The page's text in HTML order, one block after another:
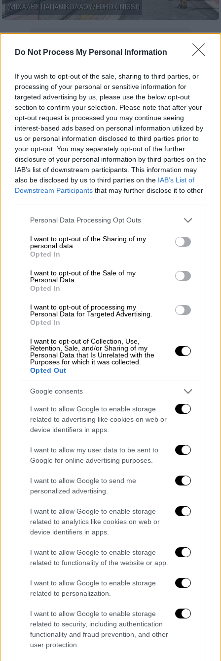
Do Not Process My Personal Information
If you wish to opt-out of the sale, sharing to third parties, or
processing of your personal or sensitive information for
targeted advertising by us, please use the below opt-out
section to confirm your selection. Please note that after your
opt-out request is processed you may continue seeing
interest-based ads based on personal information utilized by
us or personal information disclosed to third parties prior to
your opt-out. You may separately opt-out of the further
disclosure of your personal information by third parties on the
IAB’s list of downstream participants. This information may
also be disclosed by us to third parties on the IAB’s List of
Downstream Participants that may further disclose it to other
Please note that this website/app uses one or more Google
not limited to your visit or usage behaviour. You may click to
grant or deny consent to Google and its third-party tags to
use your data for below specified purposes in below Google
consent section.
Personal Data Processing Opt Outs
I want to opt-out of the Sharing of my
personal data.
Opted In
I want to opt-out of the Sale of my
Personal Data.
Opted In
I want to opt-out of processing my
Personal Data for Targeted Advertising.
Opted In
I want to opt-out of Collection, Use,
Retention, Sale, and/or Sharing of my
Personal Data that Is Unrelated with the
Purposes for which it was collected.
Opted Out
Google consents
I want to allow Google to enable storage
related to advertising like cookies on web or
device identifiers in apps.
I want to allow my user data to be sent to
Google for online advertising purposes.
I want to allow Google to send me
personalized advertising.
I want to allow Google to enable storage
related to analytics like cookies on web or
device identifiers in apps.
I want to allow Google to enable storage
related to functionality of the website or app.
I want to allow Google to enable storage
related to personalization.
I want to allow Google to enable storage
related to security, including authentication
functionality and fraud prevention, and other
user protection.
(ΜΙΧΑΛΗΣ ΠΑΠΑΝΙΚΟΛΑΟΥ/EUROKINISSI)
αύριο, Παρασκευή 23 Ιανουαρίου, στηγραμμή
6 του τραμ «Πικροδάφνη – Σύνταγμα», από
την έναρξη της λειτουργίας έως τις15:00,
σύμφωνα με ανακοίνωση τηςΣΤΑΣΥ.
Κατά το συγκεκριμένο χρονικό διάστημα, τα
δρομολόγιαθα έχουντερματικό σταθμό τη
στάση «Φιξ», με αποτέλεσμα τη μερική
τροποποίηση της κυκλοφορίας στη γραμμή.
ΔΙΑΒΑΣΤΕ ΕΠΙΣΗΣ
Η διάσωση εγκλωβισμένης
οικογένειας στον Κάλαμο -
Αποκλεισμένος ασθενής που χρήζει
άμεσης βοήθειας
Ελλάδα|22.01.2026 15:41
«Φυσικά και θα το ξανακάναμε»: Τι
λένε οι μαθητές που έσωσαν ζευγάρι
ηλικιωμένων στη Νέα Μάκρη
Πώς θα κινούνται τα δρομολόγια
Όπως έγινε γνωστό, τατραμθα εκτελούν
δρομολόγια στο τμήμα
Ανάπλασης Δημοσίων Χώρων ΑΕ
βρίσκονται σε εξέλιξη στηλεωφόρο
Βασιλίσσης Όλγας.
Κατά τη διάρκεια των ρυθμίσεων δεν θα
εξυπηρετούνται οι στάσεις
Τα σχολιά σας δημοσιεύονται άμεσα με δική σας ευθύνη. Το
ΕΘΝΟΣ θα παρεμβαίνει και τα προσβλητικά σχόλια θα